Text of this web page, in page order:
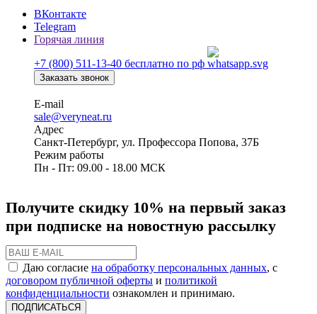
ВКонтакте
Telegram
Горячая линия
+7 (800) 511-13-40 бесплатно по рф
Заказать звонок
E-mail
sale@veryneat.ru
Адрес
Санкт-Петербург, ул. Профессора Попова, 37Б
Режим работы
Пн - Пт: 09.00 - 18.00 МСК
Получите скидку 10% на первый заказ
при подписке на новостную рассылку
Даю согласие на обработку персональных данных, с
договором публичной оферты и политикой
конфиденциальности ознакомлен и принимаю.
ПОДПИСАТЬСЯ